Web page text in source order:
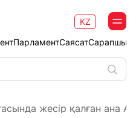
ПарламентСаясат
KZ
жесір қалған ана